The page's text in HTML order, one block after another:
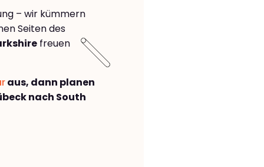
– wir kümmern
Seiten des
freuen
aus, dann planen
nach South